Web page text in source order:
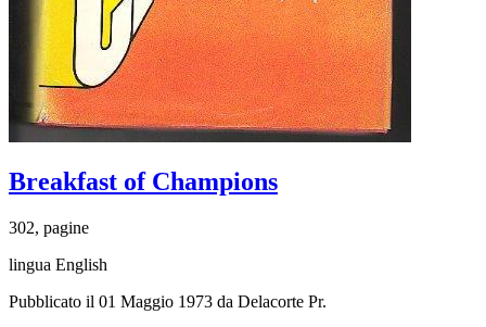
Breakfast of Champions
302, pagine
lingua English
Pubblicato il 01 Maggio 1973 da Delacorte Pr.